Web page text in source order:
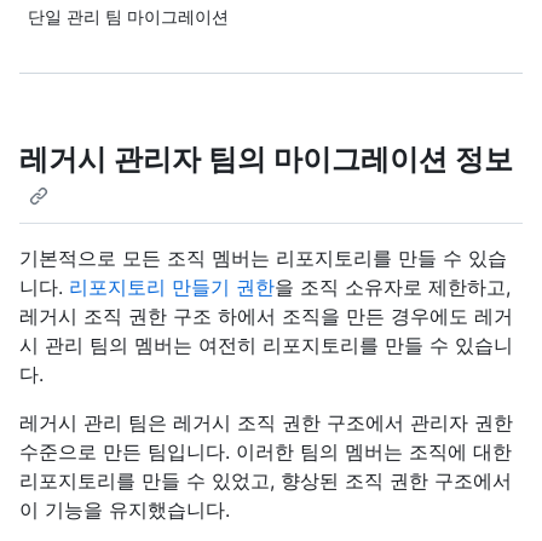
단일 관리 팀 마이그레이션
레거시 관리자 팀의 마이그레이션 정보
기본적으로 모든 조직 멤버는 리포지토리를 만들 수 있습
니다. 리포지토리 만들기 권한을 조직 소유자로 제한하고,
레거시 조직 권한 구조 하에서 조직을 만든 경우에도 레거
시 관리 팀의 멤버는 여전히 리포지토리를 만들 수 있습니
다.
레거시 관리 팀은 레거시 조직 권한 구조에서 관리자 권한
수준으로 만든 팀입니다. 이러한 팀의 멤버는 조직에 대한
리포지토리를 만들 수 있었고, 향상된 조직 권한 구조에서
이 기능을 유지했습니다.